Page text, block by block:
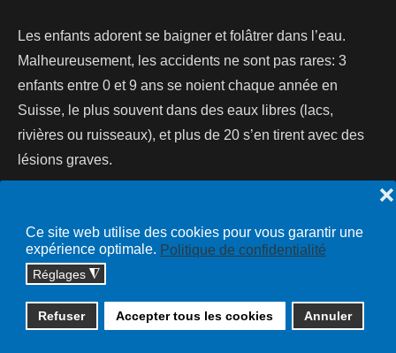
Ce site web utilise des cookies pour vous garantir une
expérience optimale. Politique de confidentialité
Réglages ◮
Refuser Accepter tous les cookies Annuler
❌
Les enfants adorent se baigner et folâtrer dans l’eau.
Malheureusement, les accidents ne sont pas rares: 3
enfants entre 0 et 9 ans se noient chaque année en
Suisse, le plus souvent dans des eaux libres (lacs,
rivières ou ruisseaux), et plus de 20 s’en tirent avec des
lésions graves.
Copyright © 2026 cossonay.ch - tous droits réservés | site :
solutions informatiques